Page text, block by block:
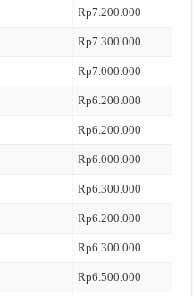
Rp7.200.000
Rp7.300.000
Rp7.000.000
Rp6.200.000
Rp6.200.000
Rp6.000.000
Rp6.300.000
Rp6.200.000
Rp6.300.000
Rp6.500.000